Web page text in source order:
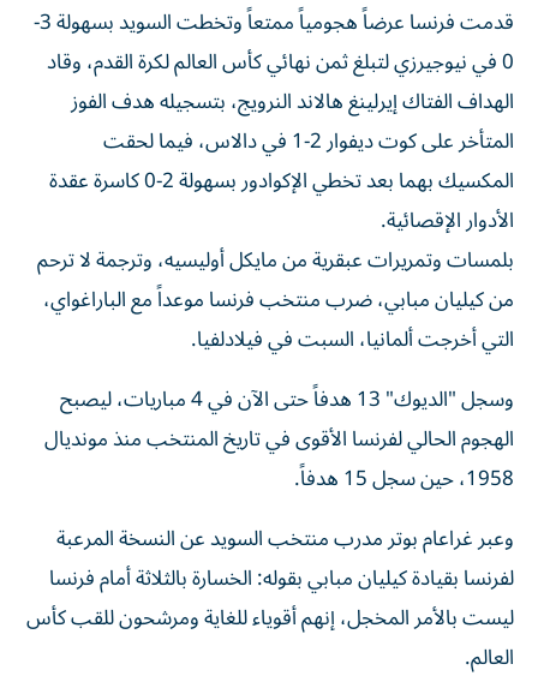
قدمت فرنسا عرضاً هجومياً ممتعاً وتخطت السويد بسهولة 3-
0 في نيوجيرزي لتبلغ ثمن نهائي كأس العالم لكرة القدم، وقاد
الهداف الفتاك إيرلينغ هالاند النرويج، بتسجيله هدف الفوز
المتأخر على كوت ديفوار 2-1 في دالاس، فيما لحقت
المكسيك بهما بعد تخطي الإكوادور بسهولة 2-0 كاسرة عقدة
الأدوار الإقصائية.
بلمسات وتمريرات عبقرية من مايكل أوليسيه، وترجمة لا ترحم
من كيليان مبابي، ضرب منتخب فرنسا موعداً مع الباراغواي،
التي أخرجت ألمانيا، السبت في فيلادلفيا.
وسجل "الديوك" 13 هدفاً حتى الآن في 4 مباريات، ليصبح
الهجوم الحالي لفرنسا الأقوى في تاريخ المنتخب منذ مونديال
1958، حين سجل 15 هدفاً.
وعبر غراعام بوتر مدرب منتخب السويد عن النسخة المرعبة
لفرنسا بقيادة كيليان مبابي بقوله: الخسارة بالثلاثة أمام فرنسا
ليست بالأمر المخجل، إنهم أقوياء للغاية ومرشحون للقب كأس
العالم.